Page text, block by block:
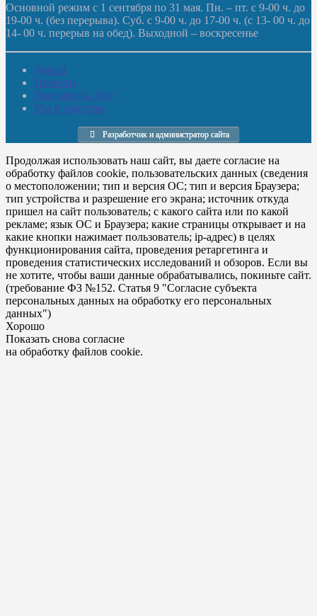
Основной режим с 1 сентября по 31 мая. Пн. – пт. с 9-00 ч. до
19-00 ч. (без перерыва). Суб. с 9-00 ч. до 17-00 ч. (с 13- 00 ч. до
14- 00 ч. перерыв на обед). Выходной – воскресенье
Домой
Новости
Документы. Все
Мы в соцсетях
Разработчик и администратор сайта
Продолжая использовать наш сайт, вы даете согласие на
обработку файлов cookie, пользовательских данных (сведения
о местоположении; тип и версия ОС; тип и версия Браузера;
тип устройства и разрешение его экрана; источник откуда
пришел на сайт пользователь; с какого сайта или по какой
рекламе; язык ОС и Браузера; какие страницы открывает и на
какие кнопки нажимает пользователь; ip-адрес) в целях
функционирования сайта, проведения ретаргетинга и
проведения статистических исследований и обзоров. Если вы
не хотите, чтобы ваши данные обрабатывались, покиньте сайт.
(требование ФЗ №152. Статья 9 "Согласие субъекта
персональных данных на обработку его персональных
данных")
Хорошо
Показать снова согласие
на обработку файлов cookie.